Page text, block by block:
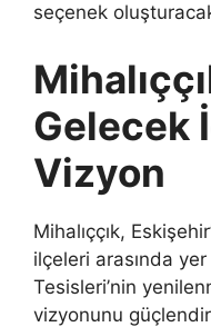
seçenek
Gelecek
Vizyon
Mihalıççık,
ilçeleri arasında yer
Tesisleri’nin
vizyonunu